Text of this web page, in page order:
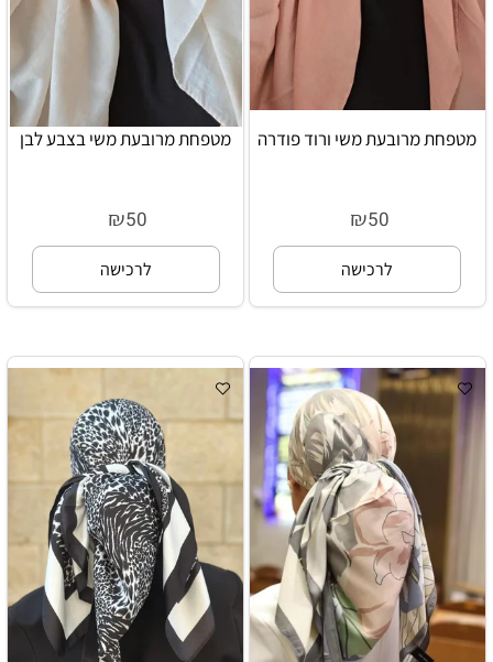
מטפחת מרובעת משי ורוד פודרה
₪50
לרכישה
מטפחת מרובעת משי בצבע לבן
₪50
לרכישה